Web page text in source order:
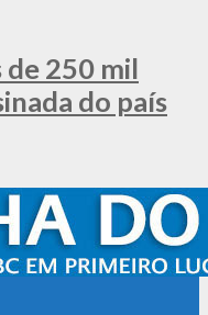
de 250 mil
do país